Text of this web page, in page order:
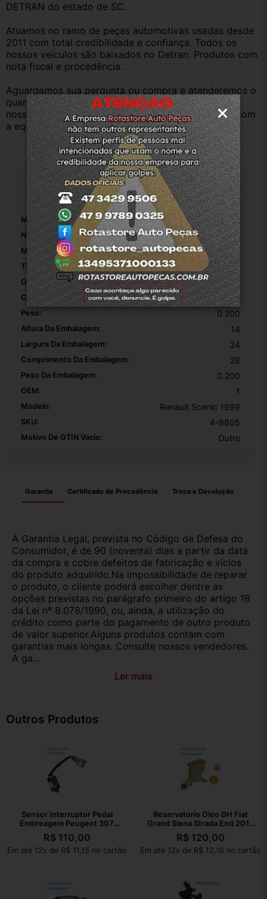
DETRAN do estado de SC.
Atuamos no ramo de peças automotivas usadas desde
2011 com total credibilidade e confiança. Todos os
nossos veículos são baixados no Detran. Produtos com
nota fiscal e procedência.
Aguardamos sua pergunta ou compra e atenderemos o
quanto antes. Aceitamos retirada dos produtos em
nossa loja física também, basta entrar em contato com
a equipe Rotasul e tiramos suas dúvidas.
Especificações
Marca: Renault
Número De Peça: 7700101010
Material: Plástico
Tipo De Veículo: Carro/Caminhonete
Origem: Rotasuljoinville
Comprimento: 28
Peso: 0.200
Altura Da Embalagem: 14
Largura Da Embalagem: 24
Comprimento Da Embalagem: 28
Peso Da Embalagem: 0.200
OEM: 1
Modelo: Renault Scenic 1999
SKU: 4-8805
Motivo De GTIN Vacío: Outro
Garantia Certificado de Procedência Troca e Devolução
A Garantia Legal, prevista no Código de Defesa do
Consumidor, é de 90 (noventa) dias a partir da data
da compra e cobre defeitos de fabricação e vícios
do produto adquirido.Na impossibilidade de reparar
o produto, o cliente poderá escolher dentre as
opções previstas no parágrafo primeiro do artigo 18
da Lei nº 8.078/1990, ou, ainda, a utilização do
crédito como parte do pagamento de outro produto
de valor superior.Alguns produtos contam com
garantias mais longas. Consulte nossos vendedores.
A ga...
Ler mais
Outros Produtos
Sensor Interruptor Pedal
Embreagem Peugeot 307
2008 Original
R$110,00
Em até 12x de R$ 11,15 no cartão
Reservatorio Oleo DH Fiat
Grand Siena Strada End 2013
050535
R$120,00
Em até 12x de R$ 12,16 no cartão